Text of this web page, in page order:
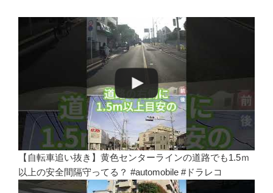
【自転車追い抜き】黄色センターラインの道路でも1.5ｍ
以上の安全間隔守ってる？ #automobile #ドラレコ